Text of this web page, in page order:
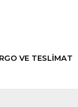
VE TESLİMAT